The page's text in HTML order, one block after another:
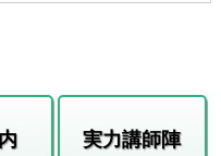
実力講師陣